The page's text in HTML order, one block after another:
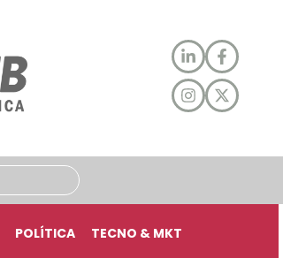
POLÍTICA TECNO & MKT